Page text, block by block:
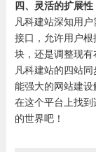
四、灵活的扩展性
凡科建站深知用
接口，允许用户
块，还是调整现有
凡科建站的四站
能强大的网站建
在这个平台上找
的世界吧！